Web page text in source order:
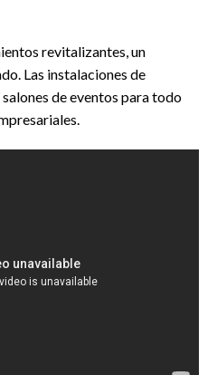
revitalizantes, un
Las instalaciones de
de eventos para todo